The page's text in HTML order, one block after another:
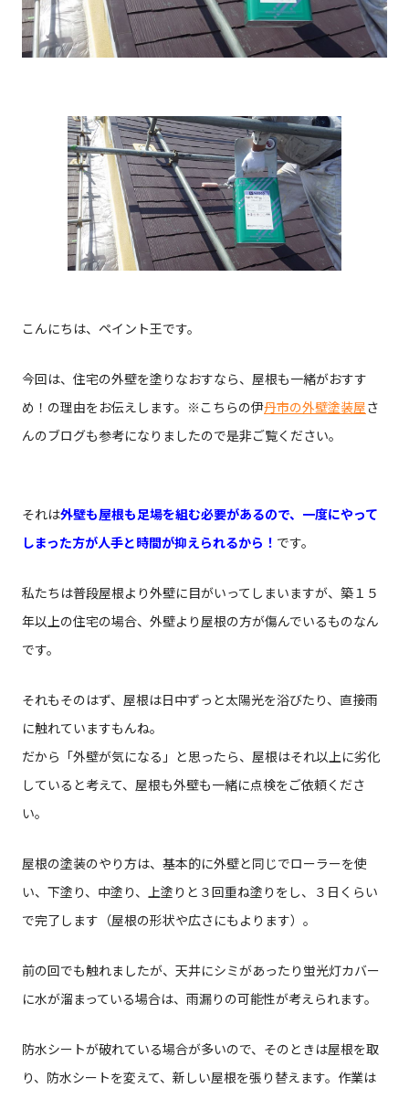
こんにちは、ペイント王です。
今回は、住宅の外壁を塗りなおすなら、屋根も一緒がおすす
め！の理由をお伝えします。※こちらの伊丹市の外壁塗装屋さ
んのブログも参考になりましたので是非ご覧ください。
それは外壁も屋根も足場を組む必要があるので、一度にやって
しまった方が人手と時間が抑えられるから！ です。
私たちは普段屋根より外壁に目がいってしまいますが、築１５
年以上の住宅の場合、外壁より屋根の方が傷んでいるものなん
です。
それもそのはず、屋根は日中ずっと太陽光を浴びたり、直接雨
に触れていますもんね。
だから「外壁が気になる」と思ったら、屋根はそれ以上に劣化
していると考えて、屋根も外壁も一緒に点検をご依頼くださ
い。
屋根の塗装のやり方は、基本的に外壁と同じでローラーを使
い、下塗り、中塗り、上塗りと３回重ね塗りをし、３日くらい
で完了します（屋根の形状や広さにもよります）。
前の回でも触れましたが、天井にシミがあったり蛍光灯カバー
に水が溜まっている場合は、雨漏りの可能性が考えられます。
防水シートが破れている場合が多いので、そのときは屋根を取
り、防水シートを変えて、新しい屋根を張り替えます。作業は